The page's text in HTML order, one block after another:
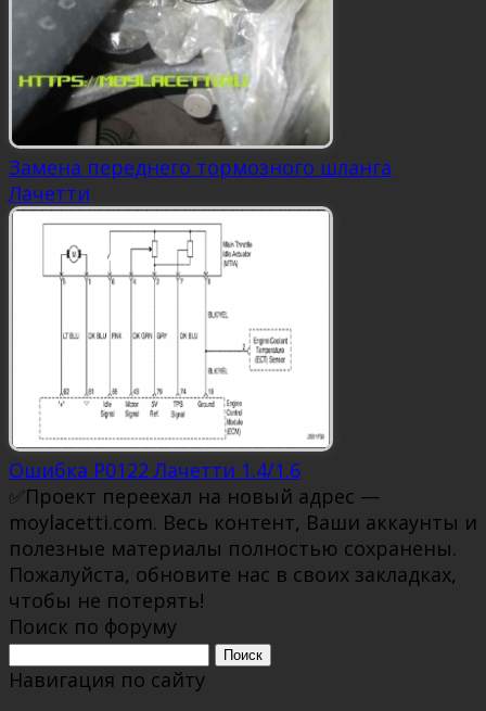
Замена переднего тормозного шланга
Лачетти
Ошибка P0122 Лачетти 1.4/1.6
✅Проект переехал на новый адрес —
moylacetti.com. Весь контент, Ваши аккаунты и
полезные материалы полностью сохранены.
Пожалуйста, обновите нас в своих закладках,
чтобы не потерять!
Поиск по форуму
Поиск:
Навигация по сайту